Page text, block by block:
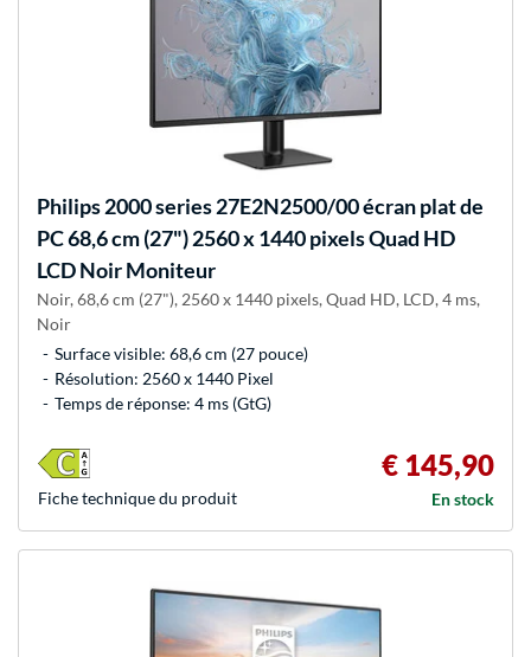
Philips2000 series 27E2N2500/00 écran plat de
PC 68,6 cm (27") 2560 x 1440 pixels Quad HD
LCD Noir Moniteur
Noir, 68,6 cm (27"), 2560 x 1440 pixels, Quad HD, LCD, 4 ms,
Noir
Surface visible: 68,6 cm (27 pouce)
Résolution: 2560 x 1440 Pixel
Temps de réponse: 4 ms (GtG)
€ 145,90
En stock
Fiche technique du produit